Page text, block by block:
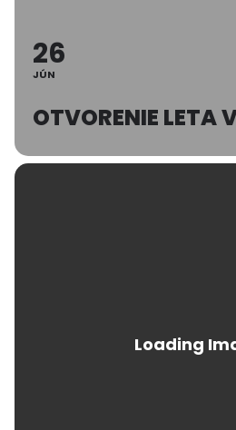
26
JÚN
OTVORENIE LETA